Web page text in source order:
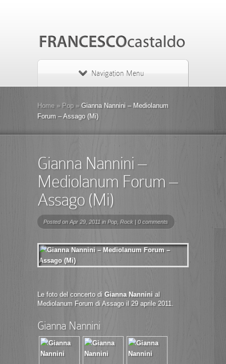
Navigation Menu
Home » Pop » Gianna Nannini – Mediolanum
Forum – Assago (Mi)
Gianna Nannini –
Mediolanum Forum –
Assago (Mi)
Posted on Apr 29, 2011 in Pop Rock | 0 comments
Le foto del concerto di Gianna Nannini al
Mediolanum Forum di Assago il 29 aprile 2011.
Gianna Nannini